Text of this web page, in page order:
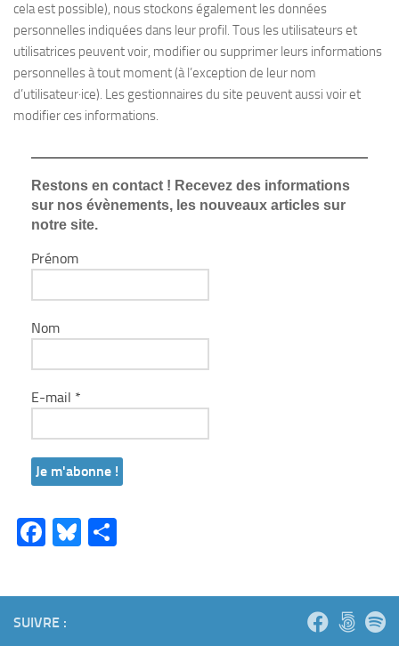
cela est possible), nous stockons également les données
personnelles indiquées dans leur profil. Tous les utilisateurs et
utilisatrices peuvent voir, modifier ou supprimer leurs informations
personnelles à tout moment (à l’exception de leur nom
d’utilisateur·ice). Les gestionnaires du site peuvent aussi voir et
modifier ces informations.
Restons en contact ! Recevez des informations
sur nos évènements, les nouveaux articles sur
notre site.
Prénom
Nom
E-mail *
Facebook
Bluesky
SUIVRE :